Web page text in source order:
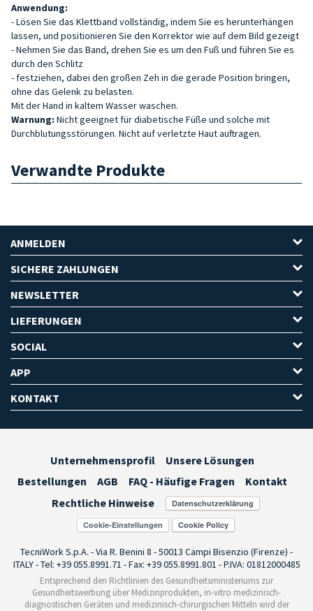
Anwendung:
- Lösen Sie das Klettband vollständig, indem Sie es herunterhängen
lassen, und positionieren Sie den Korrektor wie auf dem Bild gezeigt
- Nehmen Sie das Band, drehen Sie es um den Fuß und führen Sie es
durch den Schlitz
- festziehen, dabei den großen Zeh in die gerade Position bringen,
ohne das Gelenk zu belasten.
Mit der Hand in kaltem Wasser waschen.
Warnung: Nicht geeignet für diabetische Füße und solche mit
Durchblutungsstörungen. Nicht auf verletzte Haut auftragen.
Verwandte Produkte
ANMELDEN
SICHERE ZAHLUNGEN
NEWSLETTER
LIEFERUNGEN
SOCIAL
APP
KONTAKT
Unternehmensprofil
Unsere Lösungen
Bestellungen
AGB FAQ - Häufige Fragen
Kontakt
Rechtliche Hinweise
Cookie-Einstellungen
TecniWork S.p.A. - Via R. Benini 8 - 50013 Campi Bisenzio (Firenze) -
ITALY - Tel: +39 055.8991.71 - Fax: +39 055.8991.801 - P.IVA: 01812000485
Entsprechend den Richtlinien des Gesundheitsministeriums zur
Gesundheitswerbung über Medizinprodukten, in-vitro medizinisch-
diagnostischen Geräten und medizinisch-chirurgischen Mitteln wird der